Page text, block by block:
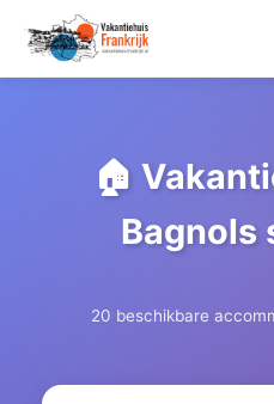
🏠
Bagnols
20 beschikbare